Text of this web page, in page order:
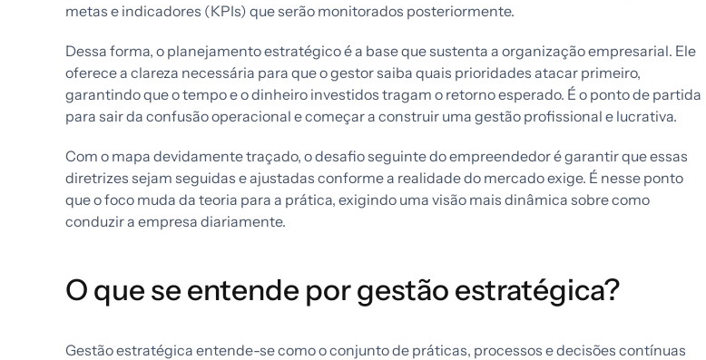
metas e indicadores (KPIs) que serão monitorados posteriormente.
Dessa forma, o planejamento estratégico é a base que sustenta a organização empresarial. Ele
oferece a clareza necessária para que o gestor saiba quais prioridades atacar primeiro,
garantindo que o tempo e o dinheiro investidos tragam o retorno esperado. É o ponto de partida
para sair da confusão operacional e começar a construir uma gestão profissional e lucrativa.
Com o mapa devidamente traçado, o desafio seguinte do empreendedor é garantir que essas
diretrizes sejam seguidas e ajustadas conforme a realidade do mercado exige. É nesse ponto
que o foco muda da teoria para a prática, exigindo uma visão mais dinâmica sobre como
conduzir a empresa diariamente.
O que se entende por gestão estratégica?
Gestão estratégica entende-se como o conjunto de práticas, processos e decisões contínuas